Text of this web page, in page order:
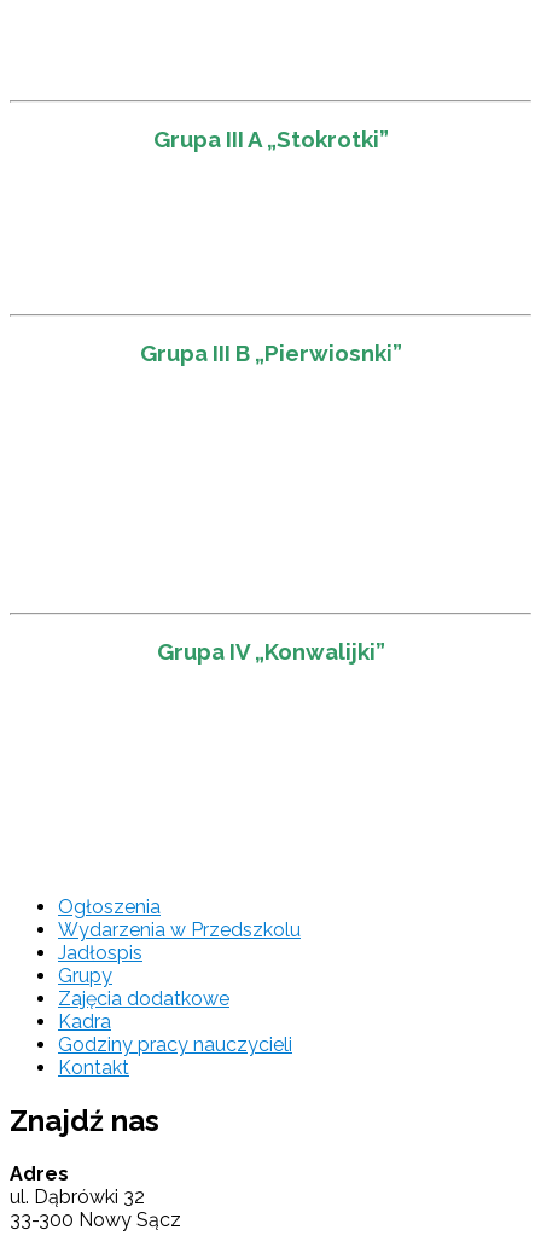
Grupa III A „Stokrotki”
Grupa III B „Pierwiosnki”
Grupa IV „Konwalijki”
Ogłoszenia
Wydarzenia w Przedszkolu
Jadłospis
Grupy
Zajęcia dodatkowe
Kadra
Godziny pracy nauczycieli
Kontakt
Znajdź nas
Adres
ul. Dąbrówki 32
33-300 Nowy Sącz